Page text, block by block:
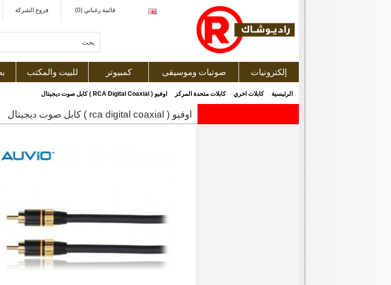
قائمة رغباتي (0) فروع الشركة
إلكترونيات صوتيات وموسيقى كمبيوتر للبيت والمكتب
الرئيسية »كابلات اخري »كابلات متحدة المركز اوفيو ( RCA Digital Coaxial ) كابل صوت ديجيتال
اوفيو ( rca digital coaxial ) كابل صوت ديجيتال